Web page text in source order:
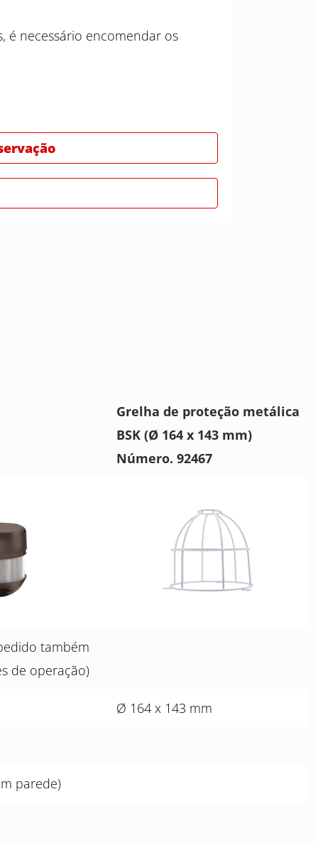
é necessário encomendar os
Grelha de proteção metálica
BSK (Ø 164 x 143 mm)
Número. 92467
também
de operação)
Ø 164 x 143 mm
parede)